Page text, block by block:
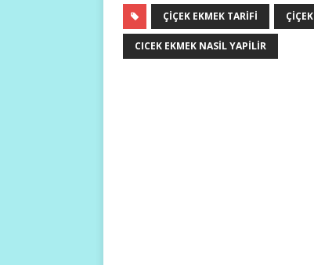
ÇIÇEK EKMEK TARIFI
CICEK EKMEK NASIL YAPILIR